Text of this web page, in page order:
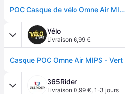
POC Casque de vélo Omne Air MIPS vert | 50-56CM
Vélo
Livraison 6,99 €
Casque POC Omne Air MIPS - Vert
365Rider
Livraison 0,99 €, 1-3 jours